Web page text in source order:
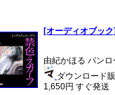
[オーディオブッ
由紀かほる パン
ダウンロード
1,650円 すぐ発送